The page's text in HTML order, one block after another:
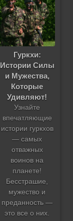
Гуркхи:
Истории Силы
и Мужества,
Которые
Удивляют!
Узнайте
впечатляющие
истории гуркхов
— самых
отважных
воинов на
планете!
Бесстрашие,
мужество и
преданность —
это все о них.